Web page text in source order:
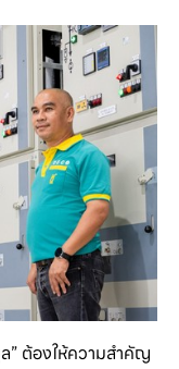
” ต้องให้ความสำคัญ